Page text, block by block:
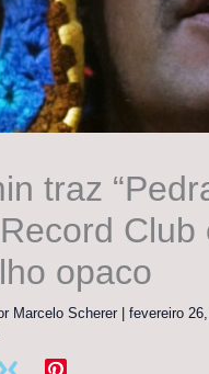
traz
opaco
Marcelo Scherer fevereiro